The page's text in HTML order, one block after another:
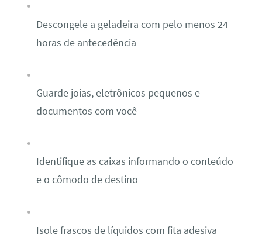
Descongele a geladeira com pelo menos 24
horas de antecedência
Guarde joias, eletrônicos pequenos e
documentos com você
Identifique as caixas informando o conteúdo
e o cômodo de destino
Isole frascos de líquidos com fita adesiva